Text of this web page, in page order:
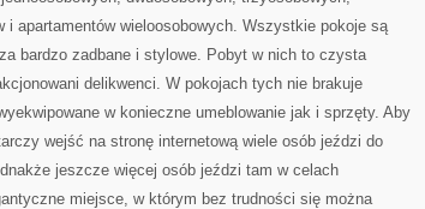
i apartamentów wieloosobowych. Wszystkie pokoje są
bardzo zadbane i stylowe. Pobyt w nich to czysta
delikwenci. W pokojach tych nie brakuje
w konieczne umeblowanie jak i sprzęty. Aby
wejść na stronę internetową wiele osób jeździ do
jeszcze więcej osób jeździ tam w celach
miejsce, w którym bez trudności się można